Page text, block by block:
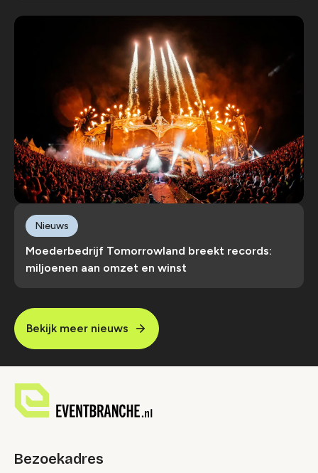
Moederbedrijf Tomorrowland breekt records:
miljoenen aan omzet en winst
Nieuws
Bekijk meer nieuws
Bezoekadres